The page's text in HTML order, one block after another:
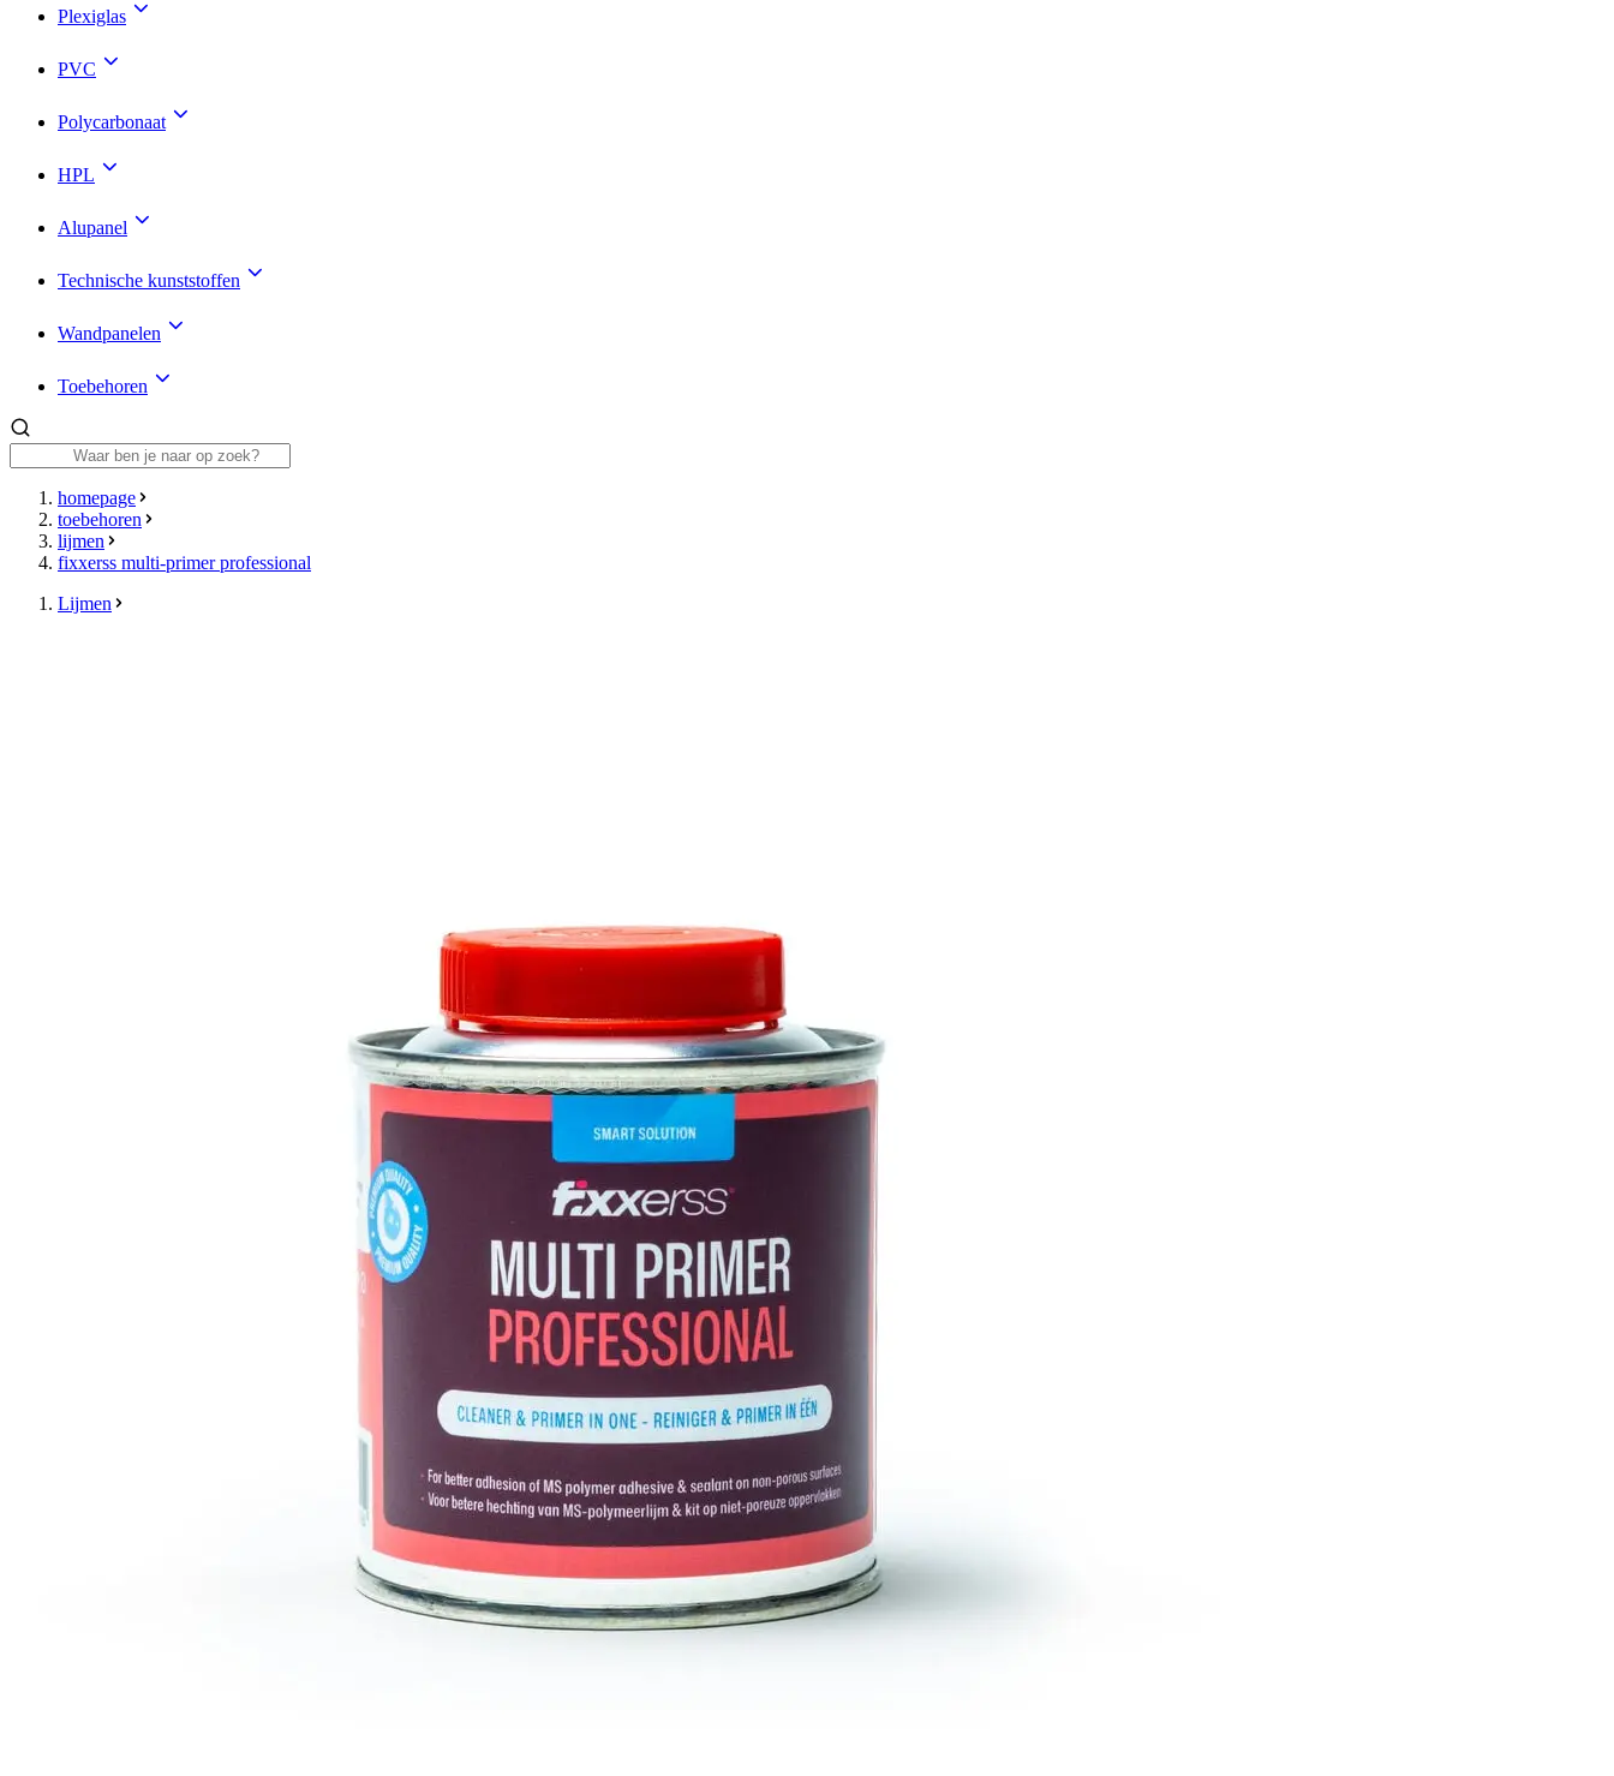
Plexiglas
PVC
Polycarbonaat
HPL
Alupanel
Technische kunststoffen
Wandpanelen
Toebehoren
homepage
toebehoren
lijmen
fixxerss multi-primer professional
Lijmen